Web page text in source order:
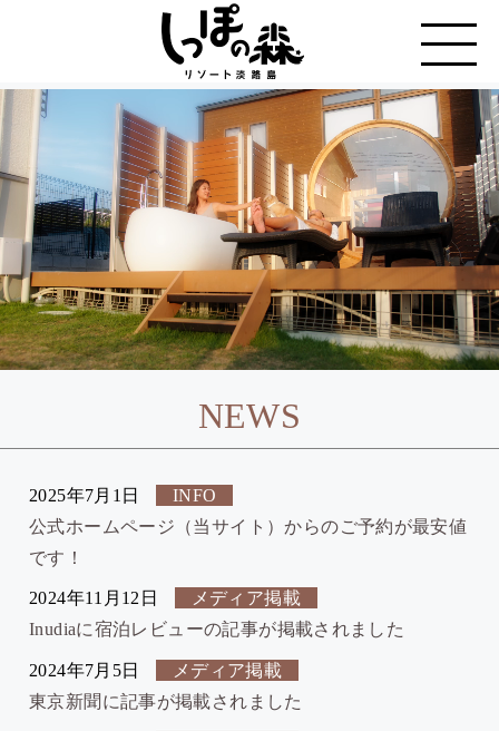
NEWS
2025年7月1日
INFO
公式ホームページ（当サイト）からのご予約が最安値
です！
2024年11月12日
メディア掲載
Inudiaに宿泊レビューの記事が掲載されました
2024年7月5日
メディア掲載
東京新聞に記事が掲載されました